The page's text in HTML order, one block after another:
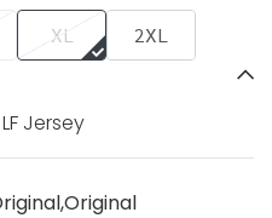
XL 2XL
Jersey
,Original